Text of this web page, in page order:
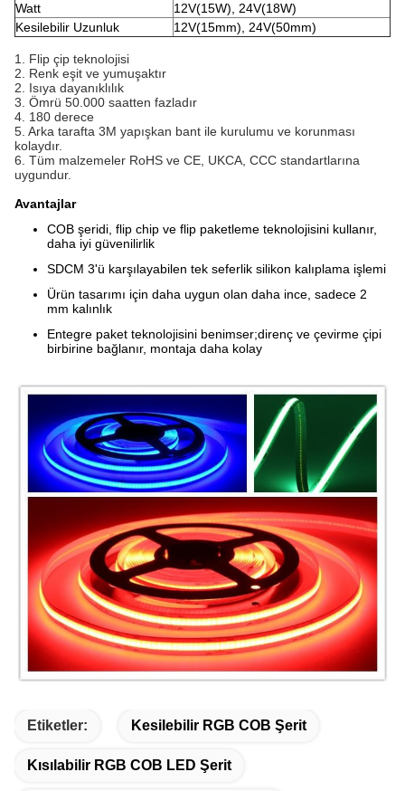
Watt
12V(15W), 24V(18W)
Kesilebilir Uzunluk
12V(15mm), 24V(50mm)
1. Flip çip teknolojisi
2. Renk eşit ve yumuşaktır
2. Isıya dayanıklılık
3. Ömrü 50.000 saatten fazladır
4. 180 derece
5. Arka tarafta 3M yapışkan bant ile kurulumu ve korunması
kolaydır.
6. Tüm malzemeler RoHS ve CE, UKCA, CCC standartlarına
uygundur.
Avantajlar
COB şeridi, flip chip ve flip paketleme teknolojisini kullanır,
daha iyi güvenilirlik
SDCM 3'ü karşılayabilen tek seferlik silikon kalıplama işlemi
Ürün tasarımı için daha uygun olan daha ince, sadece 2
mm kalınlık
Entegre paket teknolojisini benimser;direnç ve çevirme çipi
birbirine bağlanır, montaja daha kolay
Etiketler: Kesilebilir RGB COB Şerit
Kısılabilir RGB COB LED Şerit